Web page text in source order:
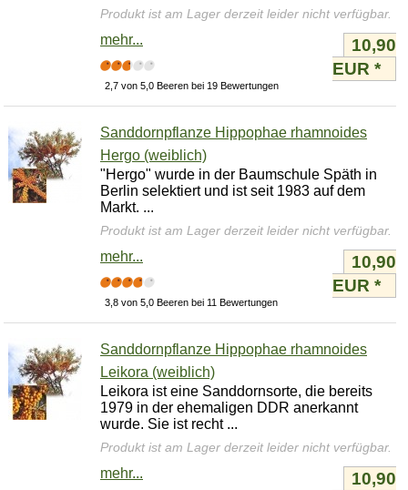
Produkt ist am Lager derzeit leider nicht verfügbar.
mehr...
2,7 von 5,0 Beeren bei 19 Bewertungen
10,90
EUR*
Sanddornpflanze Hippophae rhamnoides
Hergo (weiblich)
"Hergo" wurde in der Baumschule Späth in
Berlin selektiert und ist seit 1983 auf dem
Markt. ...
Produkt ist am Lager derzeit leider nicht verfügbar.
mehr...
3,8 von 5,0 Beeren bei 11 Bewertungen
10,90
EUR*
Sanddornpflanze Hippophae rhamnoides
Leikora (weiblich)
Leikora ist eine Sanddornsorte, die bereits
1979 in der ehemaligen DDR anerkannt
wurde. Sie ist recht ...
Produkt ist am Lager derzeit leider nicht verfügbar.
mehr...
10,90